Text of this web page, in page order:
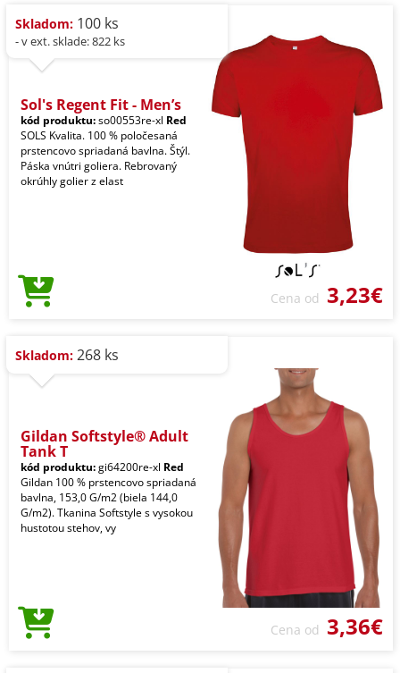
Skladom: 100 ks
- v ext. sklade: 822 ks
Sol's Regent Fit - Men’s
kód produktu:so00553re-xl Red
SOLS Kvalita. 100 % poločesaná
prstencovo spriadaná bavlna. Štýl.
Páska vnútri goliera. Rebrovaný
okrúhly golier z elast
Cena od 3,23€
Skladom: 268 ks
Gildan Softstyle® Adult
Tank T
kód produktu:gi64200re-xl Red
Gildan 100 % prstencovo spriadaná
bavlna, 153,0 G/m2 (biela 144,0
G/m2). Tkanina Softstyle s vysokou
hustotou stehov, vy
Cena od 3,36€